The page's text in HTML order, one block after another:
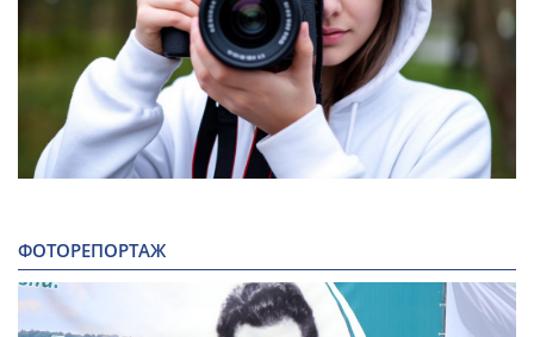
ФОТОРЕПОРТАЖ